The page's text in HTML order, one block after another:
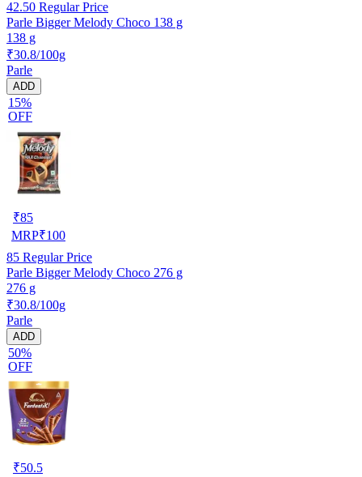
42.50 Regular Price
Parle Bigger Melody Choco 138 g
138 g
₹30.8/100g
Parle
ADD
15%
OFF
₹85
MRP₹100
85 Regular Price
Parle Bigger Melody Choco 276 g
276 g
₹30.8/100g
Parle
ADD
50%
OFF
₹50.5